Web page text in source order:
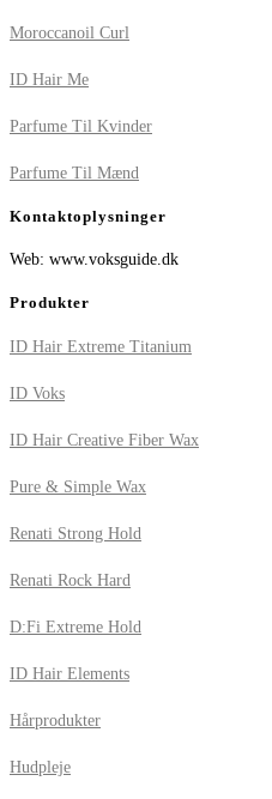
Moroccanoil Curl
ID Hair Me
Parfume Til Kvinder
Parfume Til Mænd
Kontaktoplysninger
Web: www.voksguide.dk
Produkter
ID Hair Extreme Titanium
ID Voks
ID Hair Creative Fiber Wax
Pure & Simple Wax
Renati Strong Hold
Renati Rock Hard
D:Fi Extreme Hold
ID Hair Elements
Hårprodukter
Hudpleje